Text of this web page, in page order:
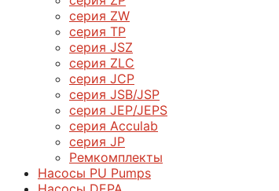
серия ZW
серия TP
серия JSZ
серия ZLC
серия JCP
серия JSB/JSP
серия JEP/JEPS
серия Acculab
серия JP
Ремкомплекты
Насосы PU Pumps